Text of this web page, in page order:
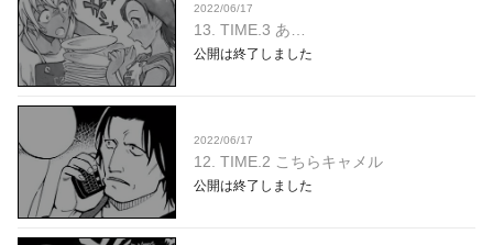
2022/06/17
13. TIME.3 あ…
公開は終了しました
2022/06/17
12. TIME.2 こちらキャメル
公開は終了しました